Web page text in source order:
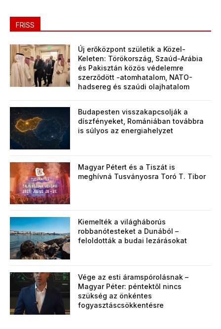
FRISS
Új erőközpont születik a Közel-
Keleten: Törökország, Szaúd-Arábia
és Pakisztán közös védelemre
szerződött -atomhatalom, NATO-
hadsereg és szaúdi olajhatalom
Budapesten visszakapcsolják a
díszfényeket, Romániában továbbra
is súlyos az energiahelyzet
Magyar Pétert és a Tiszát is
meghívná Tusványosra Toró T. Tibor
Kiemelték a világháborús
robbanótesteket a Dunából –
feloldották a budai lezárásokat
Vége az esti áramspórolásnak –
Magyar Péter: péntektől nincs
szükség az önkéntes
fogyasztáscsökkentésre